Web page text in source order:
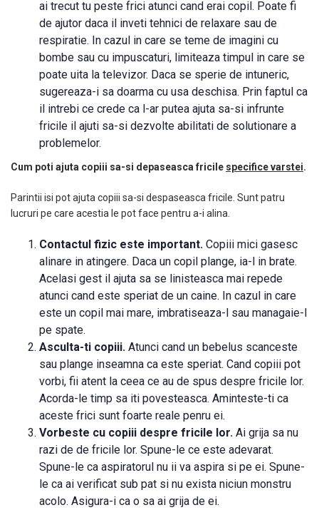
ai trecut tu peste frici atunci cand erai copil. Poate fi
de ajutor daca il inveti tehnici de relaxare sau de
respiratie. In cazul in care se teme de imagini cu
bombe sau cu impuscaturi, limiteaza timpul in care se
poate uita la televizor. Daca se sperie de intuneric,
sugereaza-i sa doarma cu usa deschisa. Prin faptul ca
il intrebi ce crede ca l-ar putea ajuta sa-si infrunte
fricile il ajuti sa-si dezvolte abilitati de solutionare a
problemelor.
Cum poti ajuta copiii sa-si depaseasca fricile specifice varstei.
Parintii isi pot ajuta copiii sa-si despaseasca fricile. Sunt patru
lucruri pe care acestia le pot face pentru a-i alina.
Contactul fizic este important. Copiii mici gasesc
alinare in atingere. Daca un copil plange, ia-l in brate.
Acelasi gest il ajuta sa se linisteasca mai repede
atunci cand este speriat de un caine. In cazul in care
este un copil mai mare, imbratiseaza-l sau managaie-l
pe spate.
Asculta-ti copiii. Atunci cand un bebelus scanceste
sau plange inseamna ca este speriat. Cand copiii pot
vorbi, fii atent la ceea ce au de spus despre fricile lor.
Acorda-le timp sa iti povesteasca. Aminteste-ti ca
aceste frici sunt foarte reale penru ei.
Vorbeste cu copiii despre fricile lor. Ai grija sa nu
razi de de fricile lor. Spune-le ce este adevarat.
Spune-le ca aspiratorul nu ii va aspira si pe ei. Spune-
le ca ai verificat sub pat si nu exista niciun monstru
acolo. Asigura-i ca o sa ai grija de ei.